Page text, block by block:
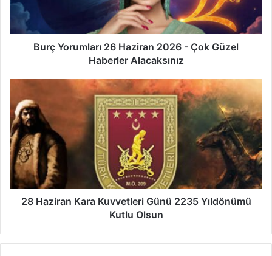
Çok
Güzel
Haberler
AlacaksınızBurç Yorumları 26 Haziran 2026 - Çok Güzel
Haberler Alacaksınız
Haziran
Kara
Kuvvetleri
Günü
2235
Yıldönümü
Kutlu
Olsun
28 Haziran Kara Kuvvetleri Günü 2235 Yıldönümü
Kutlu Olsun